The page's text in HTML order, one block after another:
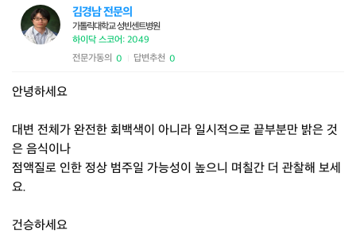
김경남 전문의
가톨릭대학교 성빈센트병원
하이닥 스코어: 2049
전문가동의 0 답변추천 0
안녕하세요
대변 전체가 완전한 회백색이 아니라 일시적으로 끝부분만 밝은 것
은 음식이나
점액질로 인한 정상 범주일 가능성이 높으니 며칠간 더 관찰해 보세
요.
건승하세요